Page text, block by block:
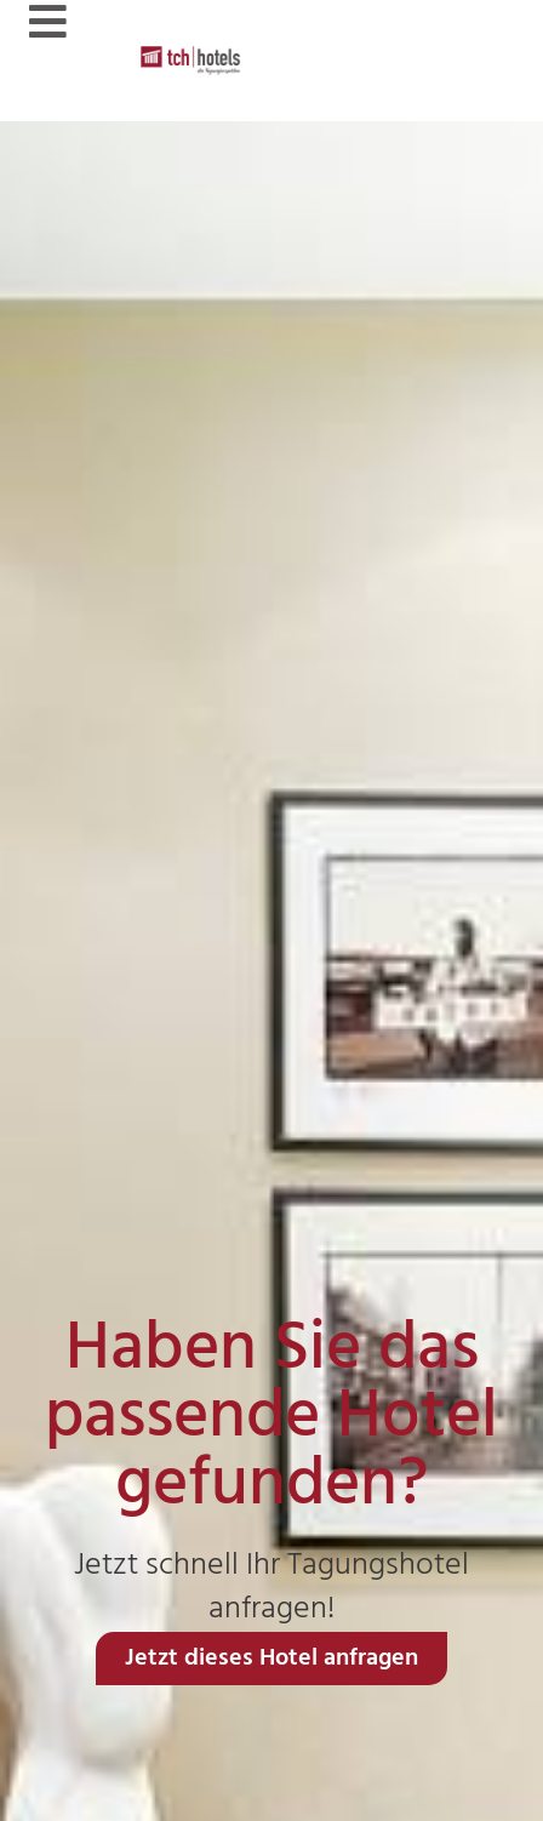
Haben Sie das
passende Hotel
gefunden?
Jetzt schnell Ihr Tagungshotel
anfragen!
Jetzt dieses Hotel anfragen